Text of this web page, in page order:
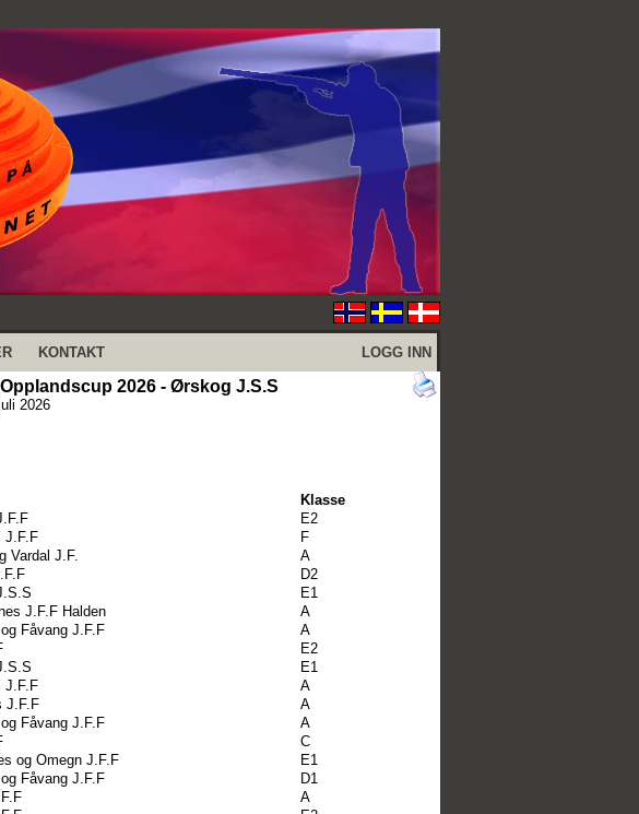
KONTAKT LOGG INN
2026 - Ørskog J.S.S
2026
Klasse
E2
J.F.F
F
Vardal J.F.
A
D2
E1
J.F.F Halden
A
Fåvang J.F.F
A
E2
E1
J.F.F
A
J.F.F
A
Fåvang J.F.F
A
C
og Omegn J.F.F
E1
Fåvang J.F.F
D1
A